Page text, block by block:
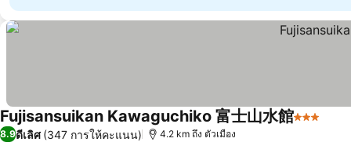
Fujisansuikan Kawaguchiko 富士山水館3 ดาว
8.9ดีเลิศ (347 การให้คะแนน) 4.2 km ถึง ตัวเมือง